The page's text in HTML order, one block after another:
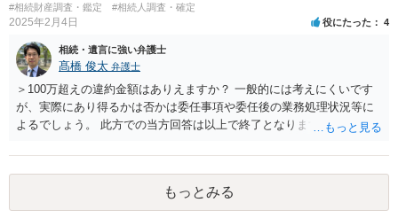
#相続財産調査・鑑定
#相続人調査・確定
2025年2月4日 役にたった 4
相続・遺言に強い弁護士
髙橋 俊太 弁護士
＞100万超えの違約金額はありえますか？ 一般的には考えにくいです
が、実際にあり得るかは否かは委任事項や委任後の業務処理状況等に
よるでしょう。 此方での当方回答は以上で終了となりますが、参考に
もっとみる